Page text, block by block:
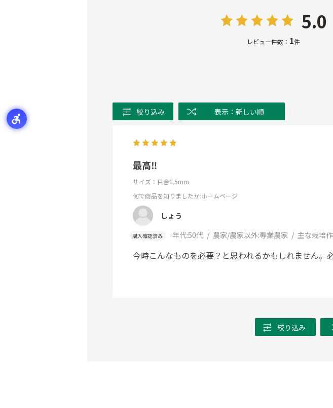
5.0
レビュー件数： 1件
絞り込み 表示：新しい順
最高‼️
サイズ：目合1.5mm
何で商品を知りましたか:ホームページ
しょう
購入確認済み 年代:50代 農家/農家以外:専業農家 主な栽培
今時こんなものを必要？と思われるかもしれません。
絞り込み